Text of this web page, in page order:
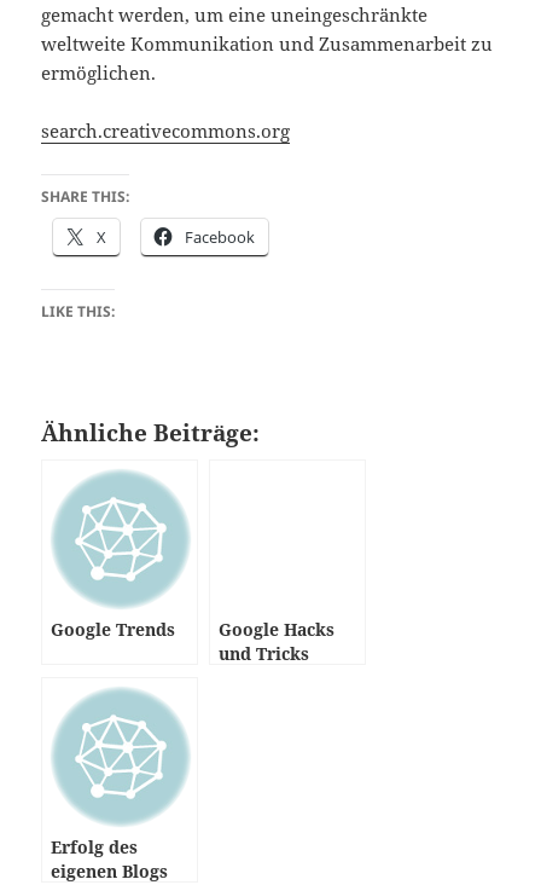
gemacht werden, um eine uneingeschränkte
weltweite Kommunikation und Zusammenarbeit zu
ermöglichen.
search.creativecommons.org
SHARE THIS:
X Facebook
LIKE THIS:
Ähnliche Beiträge:
Google Trends
Google Hacks
und Tricks
Erfolg des
eigenen Blogs